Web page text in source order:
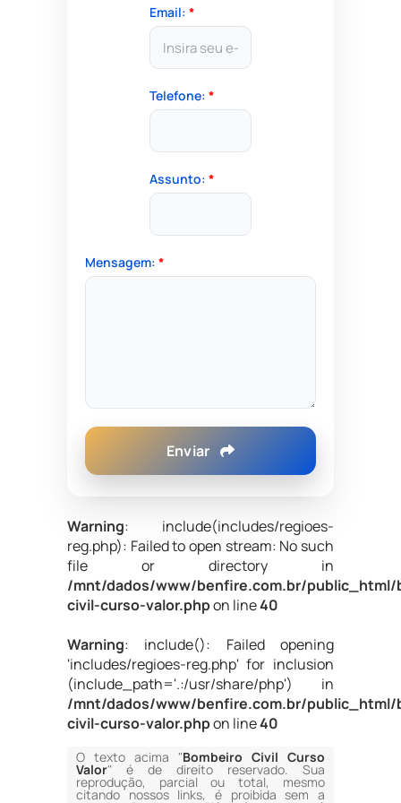
Email: *
Telefone: *
Assunto: *
Mensagem: *
Enviar
Warning: include(includes/regioes-
reg.php): Failed to open stream: No such
file or directory in
/mnt/dados/www/benfire.com.br/public_html/
civil-curso-valor.phpon line40
Warning: include(): Failed opening
'includes/regioes-reg.php' for inclusion
(include_path='.:/usr/share/php') in
/mnt/dados/www/benfire.com.br/public_html/
civil-curso-valor.phpon line40
O texto acima "Bombeiro Civil Curso
Valor" é de direito reservado. Sua
reprodução, parcial ou total, mesmo
citando nossos links, é proibida sem a